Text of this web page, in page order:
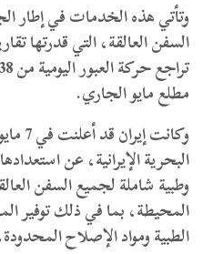
وتأتي هذه الخدمات في إطار
مطلع مايو الجاري.
البحرية الإيرانية، عن
وطبية شاملة لجميع السفن
المحيطة، بما في ذلك توفير
الطبية ومواد الإصلاح المحدودة.